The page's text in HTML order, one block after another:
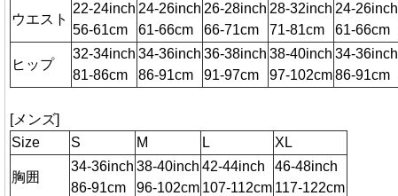
ウエスト
22-24inch
56-61cm
24-26inch
61-66cm
26-28inch
66-71cm
28-32inch
71-81cm
24-26inch
61-66cm
ヒップ
32-34inch
81-86cm
34-36inch
86-91cm
36-38inch
91-97cm
38-40inch
97-102cm
34-36inch
86-91cm
[メンズ]
Size
S M L XL
胸囲
34-36inch
86-91cm
38-40inch
96-102cm
42-44inch
107-112cm
46-48inch
117-122cm